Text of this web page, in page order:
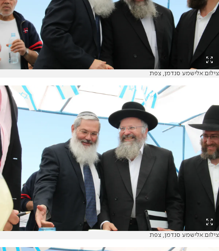
צילום:אלישמע סנדמן, צפת
צילום:אלישמע סנדמן, צפת